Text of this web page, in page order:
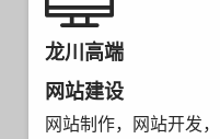
龙川高端
网站建设
网站制作，网站开发，